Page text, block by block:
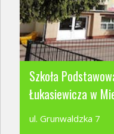
Szkoła
Łukasiewicza w
ul. Grunwaldzka 7